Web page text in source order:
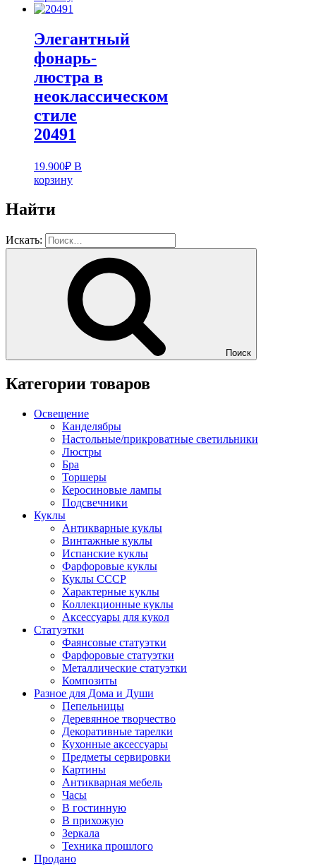
Элегантный
фонарь-
люстра в
неоклассическом
стиле
20491
19.900₽ В
корзину
Найти
Искать:
Поиск
Категории товаров
Освещение
Канделябры
Настольные/прикроватные светильники
Люстры
Бра
Торшеры
Керосиновые лампы
Подсвечники
Куклы
Антикварные куклы
Винтажные куклы
Испанские куклы
Фарфоровые куклы
Куклы СССР
Характерные куклы
Коллекционные куклы
Аксессуары для кукол
Статуэтки
Фаянсовые статуэтки
Фарфоровые статуэтки
Металлические статуэтки
Композиты
Разное для Дома и Души
Пепельницы
Деревянное творчество
Декоративные тарелки
Кухонные аксессуары
Предметы сервировки
Картины
Антикварная мебель
Часы
В гостинную
В прихожую
Зеркала
Техника прошлого
Продано